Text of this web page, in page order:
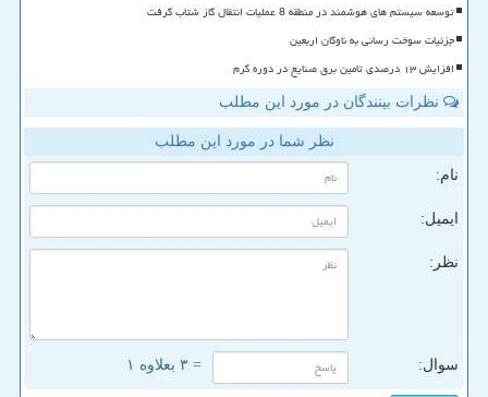
توسعه سیستم های هوشمند در منطقه 8 عملیات انتقال گاز شتاب گرفت
جزئیات سوخت رسانی به ناوگان اربعین
افزایش ۱۳ درصدی تامین برق صنایع در دوره گرم
نظرات بینندگان در مورد این مطلب
نظر شما در مورد این مطلب
نام:
ایمیل:
نظر:
سوال: = ۳ بعلاوه ۱